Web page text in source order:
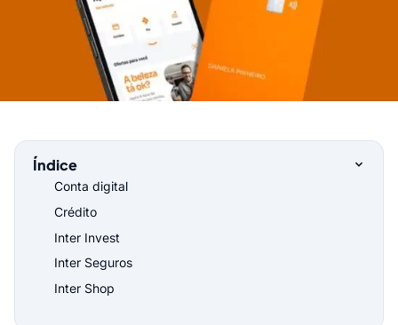
Índice
Conta digital
Crédito
Inter Invest
Inter Seguros
Inter Shop